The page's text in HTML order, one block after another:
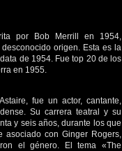
por Bob Merrill en 1954,
origen. Esta es la
de 1954. Fue top 20 de los
en 1955.
fue un actor, cantante,
Su carrera teatral y su
y seis años, durante los que
asociado con Ginger Rogers,
el género. El tema «The